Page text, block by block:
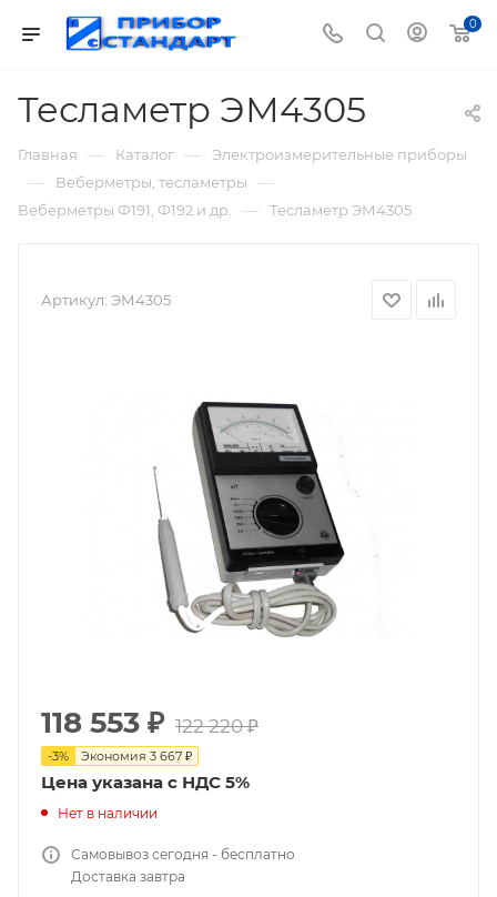
0
Тесламетр ЭМ4305
Главная — Каталог — Электроизмерительные приборы
— Веберметры, тесламетры —
Веберметры Ф191, Ф192 и др. — Тесламетр ЭМ4305
Артикул: ЭМ4305
118 553 ₽ 122 220₽
-3% Экономия 3 667 ₽
Цена указана с НДС 5%
Нет в наличии
Самовывоз сегодня - бесплатно
Доставка завтра